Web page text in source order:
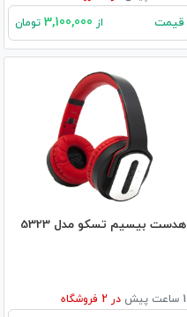
قیمت از تومان
هدست بیسیم تسکو مدل 5323
1 ساعت پیش در فروشگاه